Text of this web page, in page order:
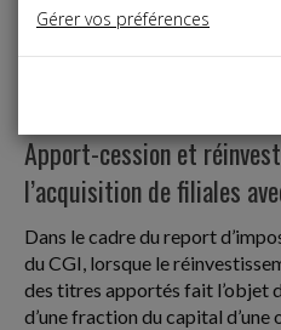
Apport-cession et
l’acquisition de filiales
Dans le cadre du report
du CGI, lorsque le
des titres apportés fait l’objet
d’une fraction du capital d’une
Gérer vos préférences